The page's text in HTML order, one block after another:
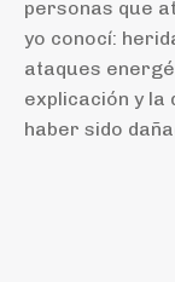
personas que
yo conocí:
ataques
explicación y la
haber sido